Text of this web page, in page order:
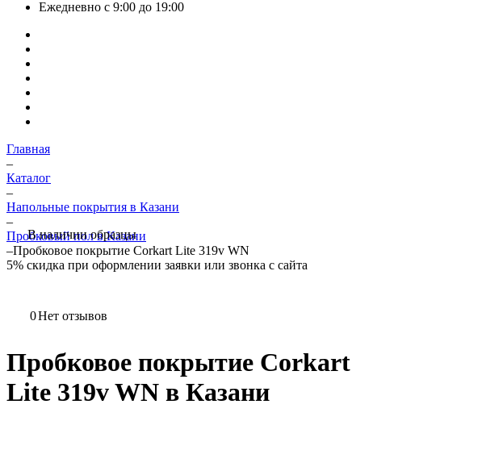
Ежедневно с 9:00 до 19:00
Главная
–
Каталог
–
Напольные покрытия в Казани
–
Пробковый пол в Казани
–Пробковое покрытие Corkart Lite 319v WN
5% скидка при оформлении заявки или звонка с сайта
0Нет отзывов
Пробковое покрытие Corkart
Lite 319v WN в Казани
В наличии образцы